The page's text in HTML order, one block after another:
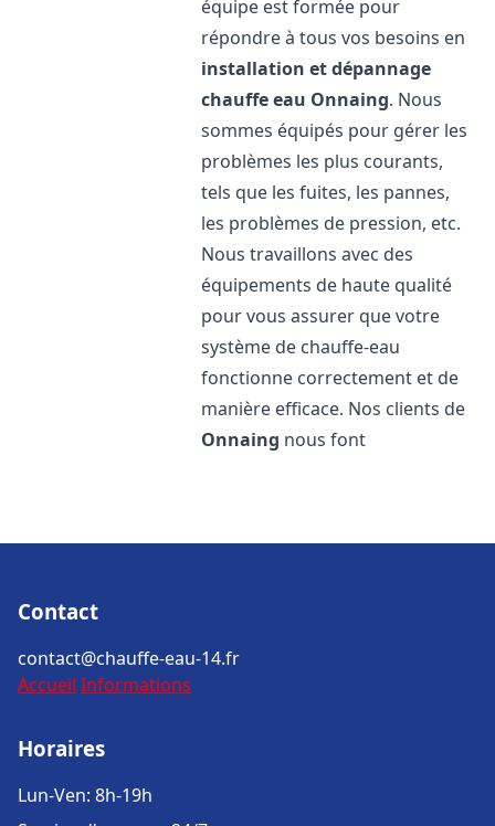
équipe est formée pour
répondre à tous vos besoins en
installation et dépannage
chauffe eau Onnaing. Nous
sommes équipés pour gérer les
problèmes les plus courants,
tels que les fuites, les pannes,
les problèmes de pression, etc.
Nous travaillons avec des
équipements de haute qualité
pour vous assurer que votre
système de chauffe-eau
fonctionne correctement et de
manière efficace. Nos clients de
Onnaing nous font
Contact
contact@chauffe-eau-14.fr
Accueil Informations
Horaires
Lun-Ven: 8h-19h